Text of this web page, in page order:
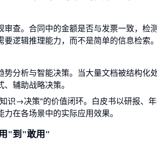
查。合同中的金额是否与发票一致，检
逻辑推理能力，而不是简单的信息检索。
分析与智能决策。当大量文档被结构化
辅助战略决策。
→决策"的价值闭环。白皮书以研报、
在各场景中的实际应用效果。
"到"敢用"